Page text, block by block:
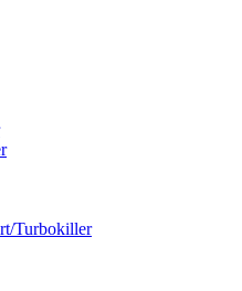
Turbokiller